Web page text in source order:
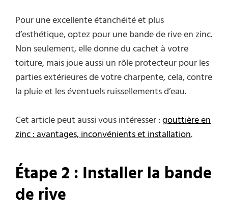
Pour une excellente étanchéité et plus
d’esthétique, optez pour une bande de rive en zinc.
Non seulement, elle donne du cachet à votre
toiture, mais joue aussi un rôle protecteur pour les
parties extérieures de votre charpente, cela, contre
la pluie et les éventuels ruissellements d’eau.
Cet article peut aussi vous intéresser :gouttière en
zinc : avantages, inconvénients et installation.
Étape 2 : Installer la bande
de rive